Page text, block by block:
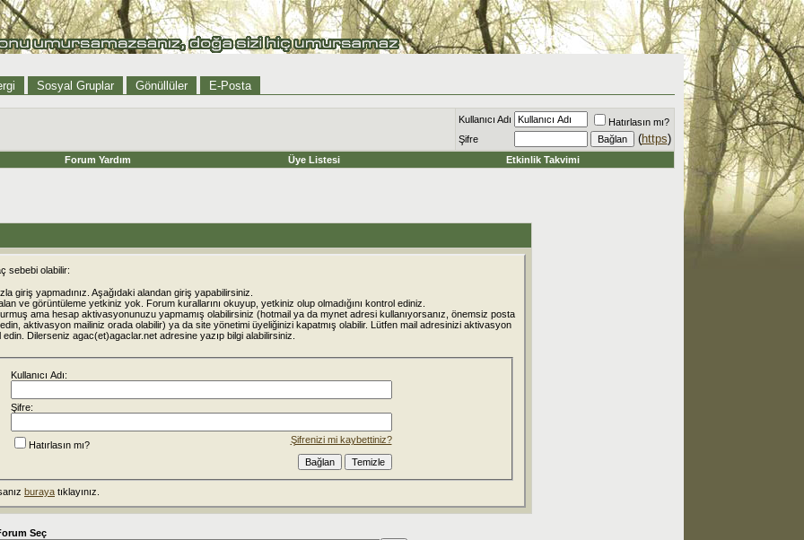
Sosyal Gruplar Gönüllüler E-Posta
Kullanıcı Adı
Hatırlasın mı?
Şifre
(https)
Forum Yardım Üye Listesi Etkinlik Takvimi
sebebi olabilir:
giriş yapmadınız. Aşağıdaki alandan giriş yapabilirsiniz.
ve görüntüleme yetkiniz yok. Forum kurallarını okuyup, yetkiniz olup olmadığını kontrol ediniz.
ama hesap aktivasyonunuzu yapmamış olabilirsiniz (hotmail ya da mynet adresi kullanıyorsanız, önemsiz posta
aktivasyon mailiniz orada olabilir) ya da site yönetimi üyeliğinizi kapatmış olabilir. Lütfen mail adresinizi aktivasyon
Dilerseniz agac(et)agaclar.net adresine yazıp bilgi alabilirsiniz.
Kullanıcı Adı:
Şifre:
Şifrenizi mi kaybettiniz?
Hatırlasın mı?
buraya tıklayınız.
Seç